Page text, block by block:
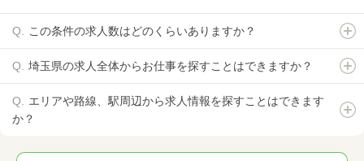
この条件の求人数はどのくらいありますか？
埼玉県の求人全体からお仕事を探すことはできますか？
エリアや路線、駅周辺から求人情報を探すことはできます
か？